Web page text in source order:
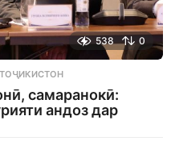
538 0
,ТОҶИКИСТОН
самаранокӣ:
андоз дар